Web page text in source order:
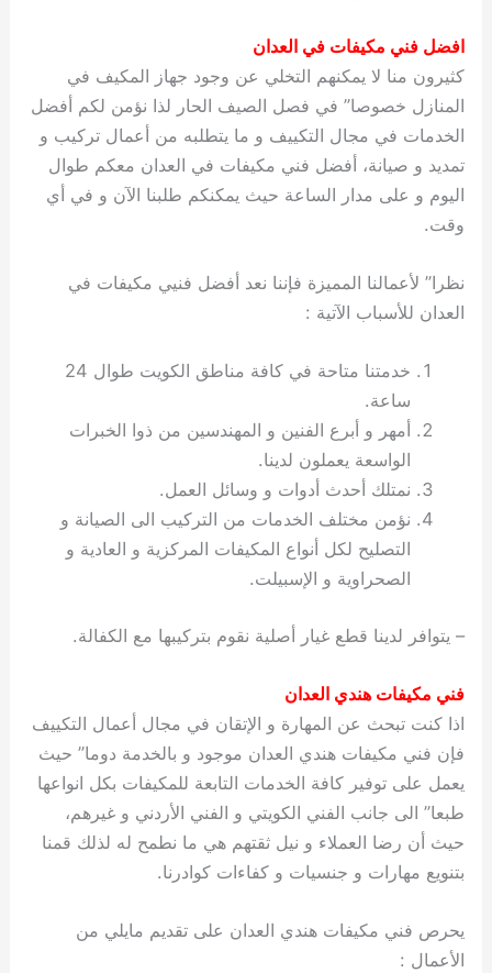
افضل فني مكيفات في العدان
كثيرون منا لا يمكنهم التخلي عن وجود جهاز المكيف في
المنازل خصوصا” في فصل الصيف الحار لذا نؤمن لكم أفضل
الخدمات في مجال التكييف و ما يتطلبه من أعمال تركيب و
تمديد و صيانة، أفضل فني مكيفات في العدان معكم طوال
اليوم و على مدار الساعة حيث يمكنكم طلبنا الآن و في أي
وقت.
نظرا” لأعمالنا المميزة فإننا نعد أفضل فنيي مكيفات في
العدان للأسباب الآتية :
خدمتنا متاحة في كافة مناطق الكويت طوال 24
ساعة.
أمهر و أبرع الفنين و المهندسين من ذوا الخبرات
الواسعة يعملون لدينا.
نمتلك أحدث أدوات و وسائل العمل.
نؤمن مختلف الخدمات من التركيب الى الصيانة و
التصليح لكل أنواع المكيفات المركزية و العادية و
الصحراوية و الإسبيلت.
– يتوافر لدينا قطع غيار أصلية نقوم بتركيبها مع الكفالة.
فني مكيفات هندي العدان
اذا كنت تبحث عن المهارة و الإتقان في مجال أعمال التكييف
فإن فني مكيفات هندي العدان موجود و بالخدمة دوما” حيث
يعمل على توفير كافة الخدمات التابعة للمكيفات بكل انواعها
طبعا” الى جانب الفني الكويتي و الفني الأردني و غيرهم،
حيث أن رضا العملاء و نيل ثقتهم هي ما نطمح له لذلك قمنا
بتنويع مهارات و جنسيات و كفاءات كوادرنا.
يحرص فني مكيفات هندي العدان على تقديم مايلي من
الأعمال :